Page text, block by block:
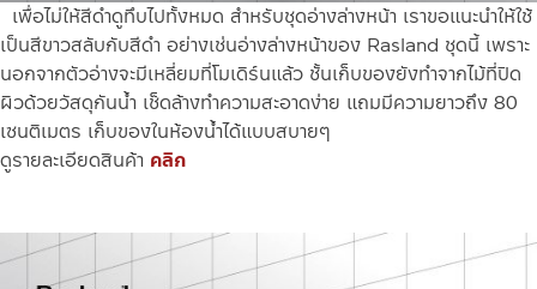
เพื่อไม่ให้สีดำดูทึบไปทั้งหมด สำหรับชุดอ่างล่างหน้า เราขอแนะนำให้ใช้
เป็นสีขาวสลับกับสีดำ อย่างเช่นอ่างล่างหน้าของ Rasland ชุดนี้ เพราะ
นอกจากตัวอ่างจะมีเหลี่ยมที่โมเดิร์นแล้ว ชั้นเก็บของยังทำจากไม้ที่ปิด
ผิวด้วยวัสดุกันน้ำ เช็ดล้างทำความสะอาดง่าย แถมมีความยาวถึง 80
เซนติเมตร เก็บของในห้องน้ำได้แบบสบายๆ
ดูรายละเอียดสินค้า คลิก